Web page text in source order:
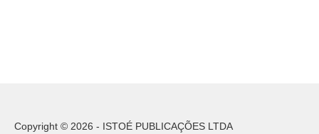
Copyright © 2026 - ISTOÉ PUBLICAÇÕES LTDA